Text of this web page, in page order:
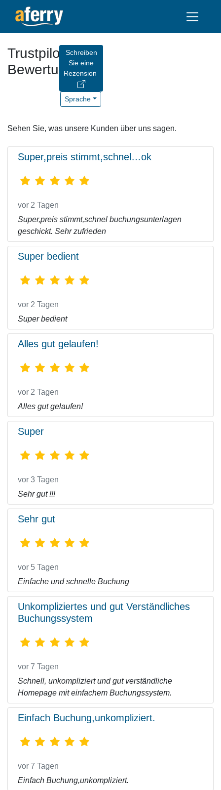
Trustpilot-
Bewertungen
Schreiben
Sie eine
Rezension
Sprache
Sehen Sie, was unsere Kunden über uns sagen.
Super,preis stimmt,schnel…ok
vor 2 Tagen
Super,preis stimmt,schnel buchungsunterlagen
geschickt. Sehr zufrieden
Super bedient
vor 2 Tagen
Super bedient
Alles gut gelaufen!
vor 2 Tagen
Alles gut gelaufen!
Super
vor 3 Tagen
Sehr gut !!!
Sehr gut
vor 5 Tagen
Einfache und schnelle Buchung
Unkompliziertes und gut Verständliches
Buchungssystem
vor 7 Tagen
Schnell, unkompliziert und gut verständliche
Homepage mit einfachem Buchungssystem.
Einfach Buchung,unkompliziert.
vor 7 Tagen
Einfach Buchung,unkompliziert.